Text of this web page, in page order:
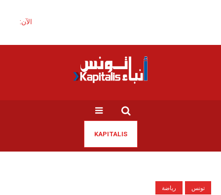
الآن:
KAPITALIS
تونس رياضة